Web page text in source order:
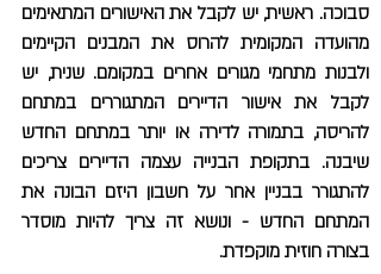
סבוכה. ראשית, יש לקבל את האישורים המתאימים
מהועדה המקומית להרוס את המבנים הקיימים
ולבנות מתחמי מגורים אחרים במקומם. שנית, יש
לקבל את אישור הדיירים המתגוררים במתחם
להריסה, בתמורה לדירה או יותר במתחם החדש
שיבנה. בתקופת הבנייה עצמה הדיירים צריכים
להתגורר בבניין אחר על חשבון היזם הבונה את
המתחם החדש - ונושא זה צריך להיות מוסדר
בצורה חוזית מוקפדת.